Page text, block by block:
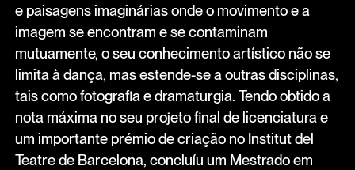
e paisagens imaginárias onde o movimento e a
imagem se encontram e se contaminam
mutuamente, o seu conhecimento artístico não se
limita à dança, mas estende-se a outras disciplinas,
tais como fotografia e dramaturgia. Tendo obtido a
nota máxima no seu projeto final de licenciatura e
um importante prémio de criação no Institut del
Teatre de Barcelona, concluíu um Mestrado em